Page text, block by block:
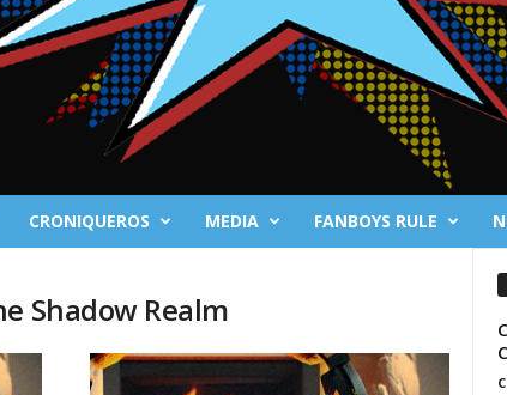
CRONIQUEROS MEDIA FANBOYS RULE
Shadow Realm